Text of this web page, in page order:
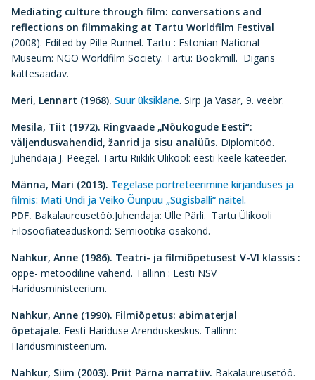
Mediating culture through film: conversations and
reflections on filmmaking at Tartu Worldfilm Festival
(2008). Edited by Pille Runnel. Tartu : Estonian National
Museum: NGO Worldfilm Society. Tartu: Bookmill. Digaris
kättesaadav.
Meri, Lennart (1968). Suur üksiklane. Sirp ja Vasar, 9. veebr.
Mesila, Tiit (1972). Ringvaade „Nõukogude Eesti“:
väljendusvahendid, žanrid ja sisu analüüs. Diplomitöö.
Juhendaja J. Peegel. Tartu Riiklik Ülikool: eesti keele kateeder.
Männa, Mari (2013). Tegelase portreteerimine kirjanduses ja
filmis: Mati Undi ja Veiko Õunpuu „Sügisballi“ näitel.
PDF. Bakalaureusetöö.Juhendaja: Ülle Pärli. Tartu Ülikooli
Filosoofiateaduskond: Semiootika osakond.
Nahkur, Anne (1986). Teatri- ja filmiõpetusest V-VI klassis :
õppe- metoodiline vahend. Tallinn : Eesti NSV
Haridusministeerium.
Nahkur, Anne (1990). Filmiõpetus: abimaterjal
õpetajale. Eesti Hariduse Arenduskeskus. Tallinn:
Haridusministeerium.
Nahkur, Siim (2003). Priit Pärna narratiiv. Bakalaureusetöö.